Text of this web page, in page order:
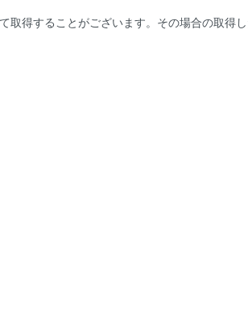
得することがございます。その場合の取得